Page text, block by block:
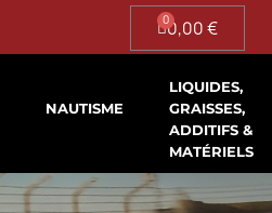
0,00 €
NAUTISME
LIQUIDES,
GRAISSES,
ADDITIFS &
MATÉRIELS